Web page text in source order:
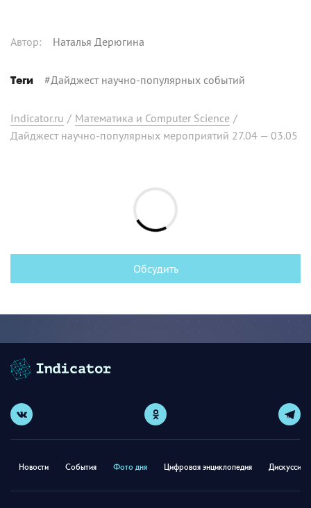
Автор: Наталья Дерюгина
Теги #Дайджест научно-популярных событий
Indicator.ru / Математика и Computer Science /
Дайджест научно-популярных мероприятий 27.04 — 03.05
Обсудить
Новости События Фото дня Цифровая энциклопедия